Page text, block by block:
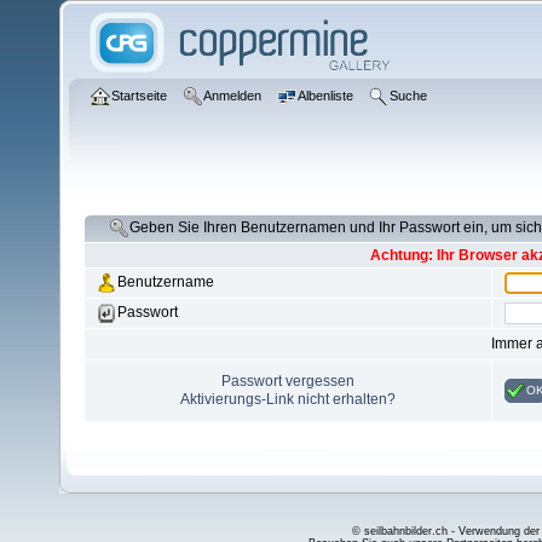
Startseite Anmelden Albenliste Suche
Geben Sie Ihren Benutzernamen und Ihr Passwort ein, um
Achtung: Ihr Browser
Benutzername
Passwort
Immer
Passwort vergessen
Aktivierungs-Link nicht erhalten?
© seilbahnbilder.ch - Verwendung